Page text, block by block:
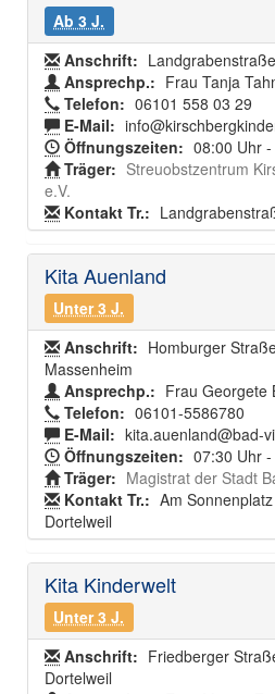
Ab 3 J.
Anschrift:
Ansprechp.: Frau Tanja
Telefon: 06101 558 03 29
E-Mail:
Öffnungszeiten: 08:00 Uhr
Träger: Streuobstzentrum
e.V.
Kontakt Tr.:
Kita Auenland
Unter 3 J.
Anschrift: Homburger
Massenheim
Ansprechp.: Frau Georgete
Telefon: 06101-5586780
E-Mail: kita.auenland@bad-
Öffnungszeiten: 07:30 Uhr
Träger: Magistrat der Stadt
Kontakt Tr.: Am
Dortelweil
Kita Kinderwelt
Unter 3 J.
Anschrift: Friedberger
Dortelweil